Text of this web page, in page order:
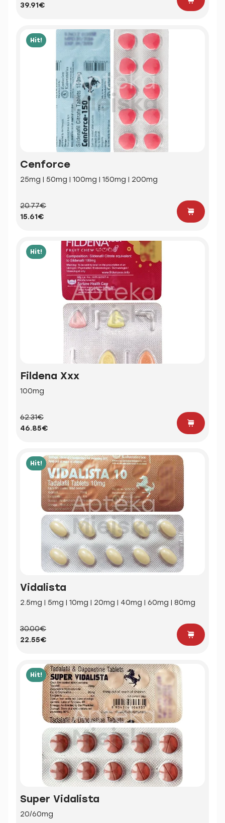
39.91€
Hit!
Cenforce
25mg | 50mg | 100mg | 150mg | 200mg
20.77€
15.61€
Hit!
Fildena Xxx
100mg
62.31€
46.85€
Hit!
Vidalista
2.5mg | 5mg | 10mg | 20mg | 40mg | 60mg | 80mg
30.00€
22.55€
Hit!
Super Vidalista
20/60mg